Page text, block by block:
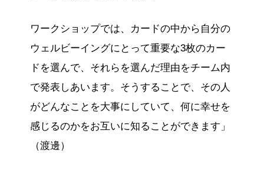
ワークショップでは、カードの中から自分の
ウェルビーイングにとって重要な3枚のカー
ドを選んで、それらを選んだ理由をチーム内
で発表しあいます。そうすることで、その人
がどんなことを大事にしていて、何に幸せを
感じるのかをお互いに知ることができます」
（渡邊）